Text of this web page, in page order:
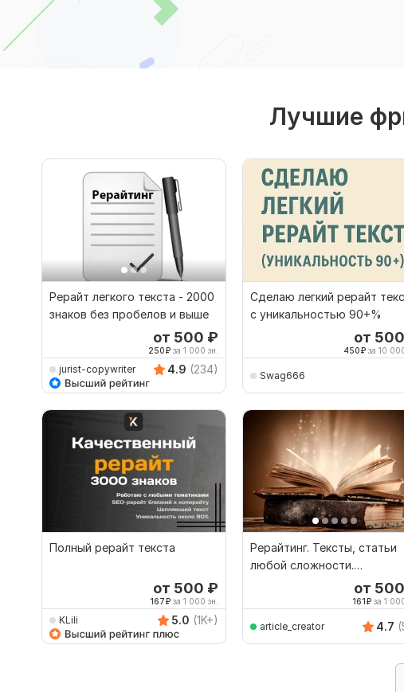
Лучшие
Рерайт легкого текста - 2000
знаков без пробелов и выше
от 500 ₽
250₽ за 1 000 зн.
jurist-copywriter 4.9 (234)
Сделаю легкий рерайт
с уникальностью 90+%
от 500
450₽ за 10
Swag666
Полный рерайт текста
от 500 ₽
167₽ за 1 000 зн.
KLili 5.0 (1K+)
Рерайтинг. Тексты, статьи
любой сложности.
Разнообразной тематики
от 500
161₽ за 1
article_creator 4.7